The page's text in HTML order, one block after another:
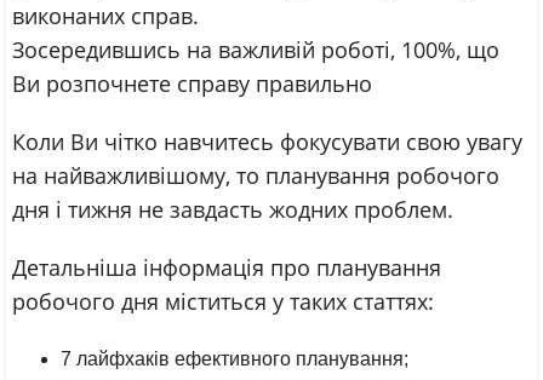
виконаних справ.
Зосередившись на важливій роботі, 100%, що
Ви розпочнете справу правильно
Коли Ви чітко навчитесь фокусувати свою увагу
на найважливішому, то планування робочого
дня і тижня не завдасть жодних проблем.
Детальніша інформація про планування
робочого дня міститься у таких статтях:
7 лайфхаків ефективного планування;